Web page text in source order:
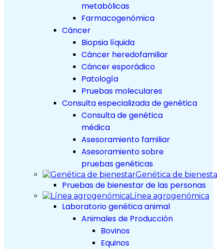
metabólicas
Farmacogenómica
Cáncer
Biopsia líquida
Cáncer heredofamiliar
Cáncer esporádico
Patología
Pruebas moleculares
Consulta especializada de genética
Consulta de genética
médica
Asesoramiento familiar
Asesoramiento sobre
pruebas genéticas
Genética de
Pruebas de bienestar de las personas
Línea agrogenómica
Laboratorio genética animal
Animales de Producción
Bovinos
Equinos